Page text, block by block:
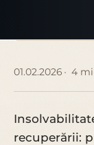
01.02.2026 4
recuperării: